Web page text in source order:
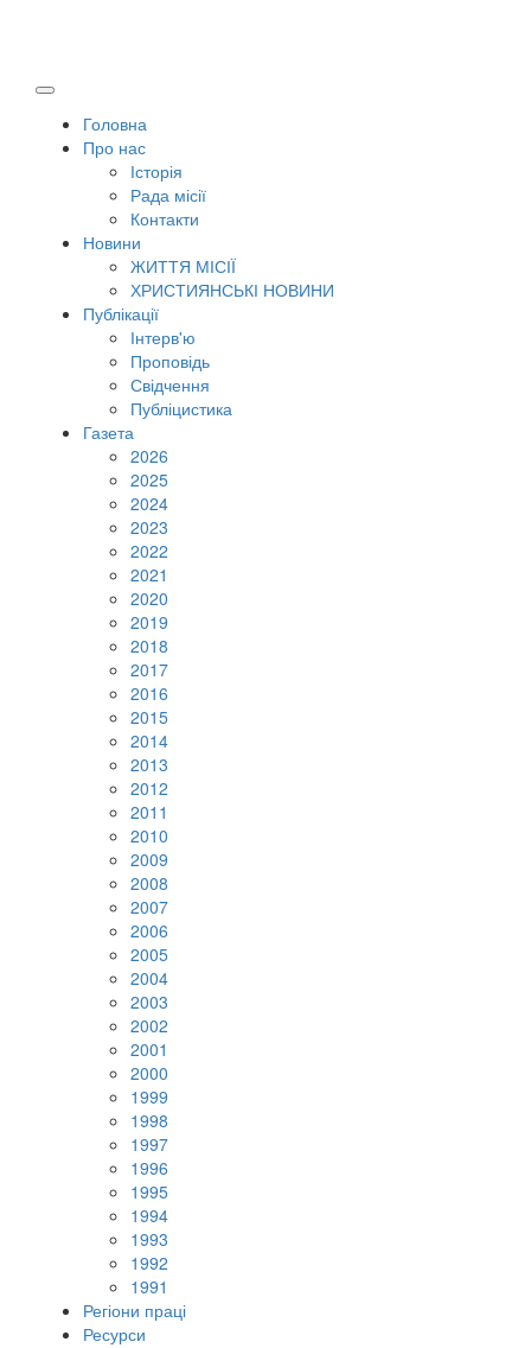
Головна
Про нас
Історія
Рада місії
Контакти
Новини
ЖИТТЯ МІСІЇ
ХРИСТИЯНСЬКІ НОВИНИ
Публікації
Інтерв'ю
Проповідь
Свідчення
Публіцистика
Газета
2026
2025
2024
2023
2022
2021
2020
2019
2018
2017
2016
2015
2014
2013
2012
2011
2010
2009
2008
2007
2006
2005
2004
2003
2002
2001
2000
1999
1998
1997
1996
1995
1994
1993
1992
1991
Регіони праці
Ресурси